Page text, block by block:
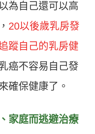
為自己還可以高
20以後歲乳房發
蹤自己的乳房健
癌不容易自己發
確保健康了。
家庭而逃避治療